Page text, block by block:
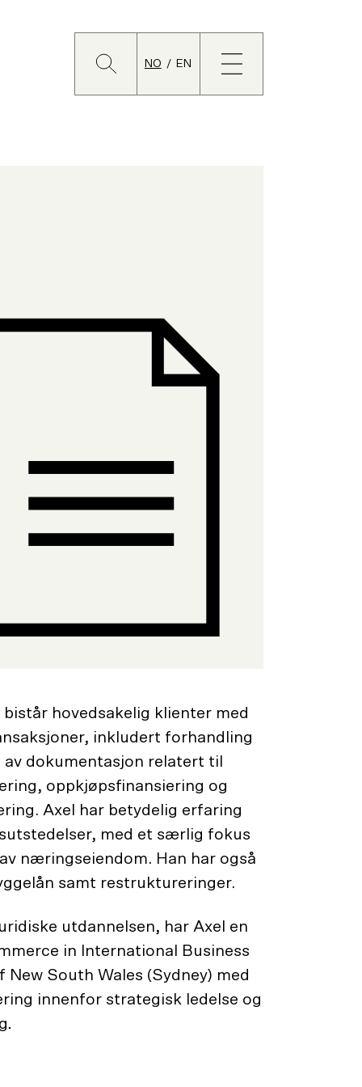
Bytt
språk
NO EN
meny
hovedsakelig klienter med
inkludert forhandling
av dokumentasjon relatert til
oppkjøpsfinansiering og
Axel har betydelig erfaring
med et særlig fokus
næringseiendom. Han har også
samt restruktureringer.
utdannelsen, har Axel en
in International Business
South Wales (Sydney) med
innenfor strategisk ledelse og
.